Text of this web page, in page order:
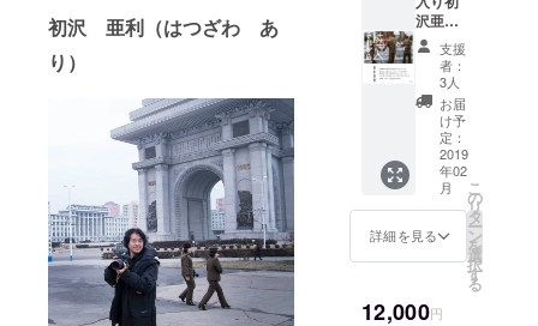
初沢 亜利（はつざわ あ
り）
ける権
利で
す。
※【10名
様限
定】毎
冬カ
フェス
ローで
開催さ
れる人
気イベ
開催は
沢亜利
写真集
『隣
人。 38
度線の
北』1冊
初沢亜
利さん
にサイ
ンをい
ただい
た『隣
人。 38
度線の
をお送
支援
者：
3人
お届
け予
定：
2019
年02
月
詳細を見る
こ
の
リ
タ
ー
ン
を
選
択
す
る
12,000円